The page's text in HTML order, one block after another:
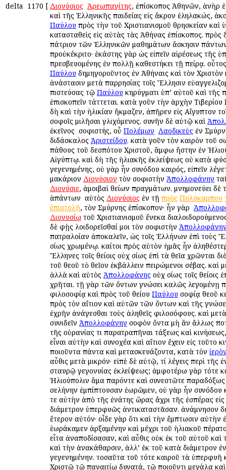
delta 1170 [ Διονύσιος Ἀρεωπαγίτης, ἐπίσκοπος Ἀθηνῶν, ἀνὴρ
καὶ τῆς Ἑλληνικῆς παιδείας εἰς ἄκρον ἐληλακώς,
Παύλου πρὸς τὴν τοῦ Χριστιανισμοῦ θρησκείαν καὶ
κατασταθεὶς εἰς αὐτὰς τὰς Ἀθήνας ἐπίσκοπος. πρὸς
πάτριον τῶν Ἑλληνικῶν μαθημάτων ἄσκησιν
προὐκέκριτο· ἑκάστης γὰρ ὡς εἰπεῖν αἱρέσεως τῆς
πρεσβευομένης ἐν πολλῇ καθεστήκει τῇ πείρᾳ.
Παύλου δημηγοροῦντος ἐν Ἀθήναις καὶ τὸν Χριστὸν
ἀνάστασιν μετὰ παρρησίας τοῖς Ἕλλησιν
πιστεύσας τῷ Παύλου κηρύγματι ὑπ’ αὐτοῦ καὶ τῆς
ἐπισκοπεῖν τάττεται. κατὰ γοῦν τὴν ἀρχὴν
δὴ καὶ τὴν ἡλικίαν ἤκμαζεν, ἀπῆρεν εἰς Αἴγυπτον
σοφοῖς ὁμιλῆσαι γλιχόμενος. συνῆν δὲ αὐτῷ καὶ
ἐκεῖνος ὁ σοφιστής, οὗ Πολέμων Λαοδικεὺς ἐν
διδάσκαλος Ἀριστείδου. κατὰ γοῦν τὸν καιρὸν τοῦ
πάθους τοῦ δεσπότου Χριστοῦ, ἄμφω ἤστην ἐν
Αἰγύπτῳ. καὶ δὴ τῆς ἡλιακῆς ἐκλείψεως οὐ κατὰ
γεγενημένης, οὐ γὰρ ἦν συνόδου καιρός, εἰπεῖν
μακάριον Διονύσιον τὸν σοφιστὴν Ἀπολλοφάνην
Διονύσιε, ἀμοιβαὶ θείων πραγμάτων. μνημονεύει δὲ
ἁπάντων ὁ αὐτὸς Διονύσιος ἐν τῇ πρὸς Πολύκαρπον
ἐπιστολῇ, τὸν Σμύρνης ἐπίσκοπον· ἦν γὰρ ὁ
Διονυσίῳ τοῦ Χριστιανισμοῦ ἕνεκα
δὲ φῂς λοιδορεῖσθαί μοι τὸν σοφιστὴν
πατραλοίαν ἀποκαλεῖν, ὡς τοῖς Ἑλλήνων ἐπὶ τοὺς
ὁσίως χρωμένῳ. καίτοι πρὸς αὐτὸν ἡμᾶς ἦν
Ἕλληνες τοῖς θείοις οὐχ ὁσίως ἐπὶ τὰ θεῖα χρῶνται
τοῦ θεοῦ τὸ θεῖον ἐκβάλλειν πειρώμενοι σέβας. καὶ
ἀλλὰ καὶ αὐτὸς Ἀπολλοφάνης οὐχ ὁσίως τοῖς θείοις
χρῆται. τῇ γὰρ τῶν ὄντων γνώσει καλῶς λεγομένῃ
φιλοσοφίᾳ καὶ πρὸς τοῦ θείου Παύλου σοφίᾳ θεοῦ
πρὸς τὸν αἴτιον καὶ αὐτῶν τῶν ὄντων καὶ τῆς
ἐχρῆν ἀνάγεσθαι τοὺς ἀληθεῖς φιλοσόφους. καὶ
συνιδεῖν Ἀπολλοφάνην σοφὸν ὄντα μὴ ἂν ἄλλως
τῆς οὐρανίας τι παρατραπῆναι τάξεως καὶ
εἶναι αὐτὴν καὶ συνοχέα καὶ αἴτιον ἔχειν εἰς τοῦτο
ποιοῦντα πάντα καὶ μετασκευάζοντα, κατὰ τὸν
αὖθις μετὰ μικρόν· εἰπὲ δὲ αὐτῷ, τί λέγεις περὶ τῆς
σταυρῷ γεγονυίας ἐκλείψεως; ἀμφοτέρω γὰρ τότε
Ἡλιούπολιν ἅμα παρόντε καὶ συνεστῶτε
σελήνην ἐμπίπτουσαν ἑωρῶμεν, οὐ γὰρ ἦν συνόδου
τε αὐτὴν ἀπὸ τῆς ἐνάτης ὥρας ἄχρι τῆς ἑσπέρας
διάμετρον ὑπερφυῶς ἀντικαταστᾶσαν. ἀνάμνησον
ἕτερον αὐτόν· οἶδε γὰρ ὅτι καὶ τὴν ἔμπτωσιν αὐτὴν
ἑωράκαμεν ἀρξαμένην καὶ μέχρι τοῦ ἡλιακοῦ
εἶτα ἀναποδίσασαν, καὶ αὖθις οὐκ ἐκ τοῦ αὐτοῦ καὶ
καὶ τὴν ἀνακάθαρσιν, ἀλλ’ ἐκ τοῦ κατὰ διάμετρον
γεγενημένην. τοσαῦτα τοῦ τότε καιροῦ τὰ ὑπερφυῆ
Χριστῷ τῷ παναιτίῳ δυνατά, τῷ ποιοῦντι μεγάλα